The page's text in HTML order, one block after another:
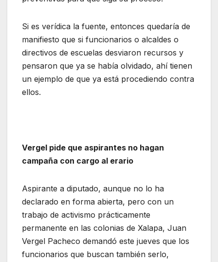
Si es verídica la fuente, entonces quedaría de
manifiesto que si funcionarios o alcaldes o
directivos de escuelas desviaron recursos y
pensaron que ya se había olvidado, ahí tienen
un ejemplo de que ya está procediendo contra
ellos.
Vergel pide que aspirantes no hagan
campaña con cargo al erario
Aspirante a diputado, aunque no lo ha
declarado en forma abierta, pero con un
trabajo de activismo prácticamente
permanente en las colonias de Xalapa, Juan
Vergel Pacheco demandó este jueves que los
funcionarios que buscan también serlo,